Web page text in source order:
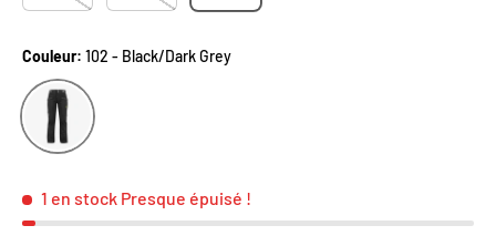
Couleur: 102 - Black/Dark Grey
102 - Black/Dark Grey
1 en stock Presque épuisé !